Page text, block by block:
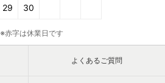
29 30
※赤字は休業日です
よくあるご質問